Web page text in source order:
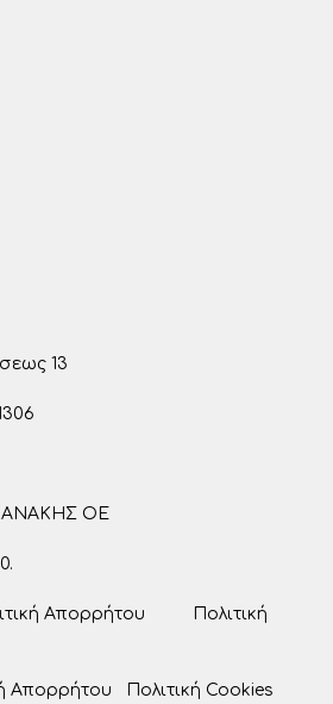
13
ΟΕ
Απορρήτου Πολιτική
Απορρήτου Πολιτική Cookies